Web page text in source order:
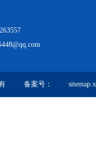
有 备案号：